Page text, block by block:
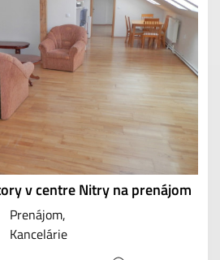
v centre Nitry na prenájom
Prenájom
Kancelárie